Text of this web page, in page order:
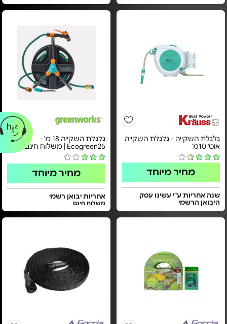
גלגלת השקייה - גלגלת השקייה
אוט' 10מ'
מחיר מיוחד
שנה אחריות ע"י עשינו עסק
היבואן הרשמי
גלגלת השקייה 18 מ' -
Ecogreen25 | משלוח חינם
מחיר מיוחד
אחריות יבואן רשמי
משלוח חינם